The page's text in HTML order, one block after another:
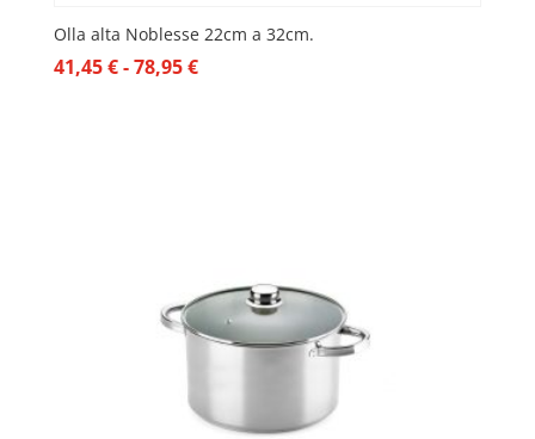
Olla alta Noblesse 22cm a 32cm.
41,45€-78,95€Rango